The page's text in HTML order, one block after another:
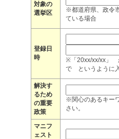
対象の
選挙区
※都道府県、政令
ている場合
登録日
時
※「20xx/xx/xx」
で というように
解決す
るため
の重要
政策
※関心のあるキー
さい。
マニフ
ェスト